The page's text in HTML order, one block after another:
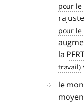
la PFRT
le
moyen